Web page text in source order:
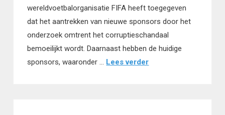
wereldvoetbalorganisatie FIFA heeft toegegeven
dat het aantrekken van nieuwe sponsors door het
onderzoek omtrent het corruptieschandaal
bemoeilijkt wordt. Daarnaast hebben de huidige
sponsors, waaronder … Lees verder